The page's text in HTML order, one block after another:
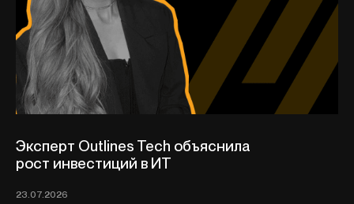
Эксперт Outlines Tech объяснила
рост инвестиций в ИТ
23.07.2026